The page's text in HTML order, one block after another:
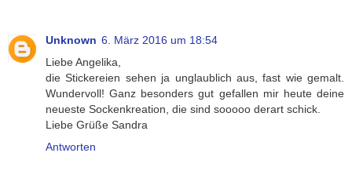
Unknown 6. März 2016 um 18:54
Liebe Angelika,
die Stickereien sehen ja unglaublich aus, fast wie gemalt.
Wundervoll! Ganz besonders gut gefallen mir heute deine
neueste Sockenkreation, die sind sooooo derart schick.
Liebe Grüße Sandra
Antworten